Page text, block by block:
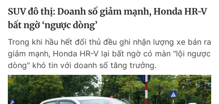
SUV đô thị: Doanh số giảm mạnh, Honda HR-V
bất ngờ ‘ngược dòng’
Trong khi hầu hết đối thủ đều ghi nhận lượng xe bán ra
giảm mạnh, Honda HR-V lại bất ngờ có màn "lội ngược
dòng" khó tin với doanh số tăng trưởng.